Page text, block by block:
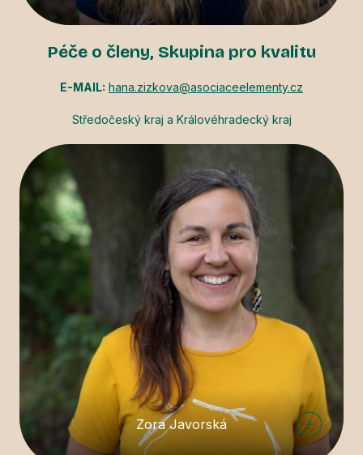
Péče o členy, Skupina pro kvalitu
E-MAIL: hana.zizkova@asociaceelementy.cz
Středočeský kraj a Královéhradecký kraj
Zora Javorská